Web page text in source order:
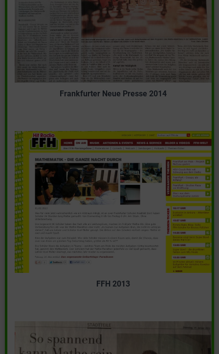
Frankfurter Neue Presse 2014
FFH 2013